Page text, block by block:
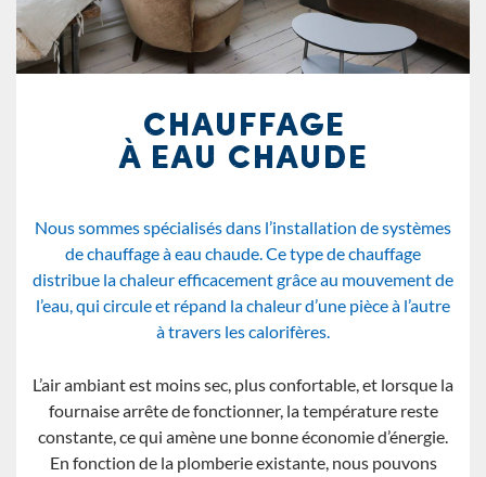
CHAUFFAGE
À EAU CHAUDE
Nous sommes spécialisés dans l’installation de systèmes
de chauffage à eau chaude. Ce type de chauffage
distribue la chaleur efficacement grâce au mouvement de
l’eau, qui circule et répand la chaleur d’une pièce à l’autre
à travers les calorifères.
L’air ambiant est moins sec, plus confortable, et lorsque la
fournaise arrête de fonctionner, la température reste
constante, ce qui amène une bonne économie d’énergie.
En fonction de la plomberie existante, nous pouvons